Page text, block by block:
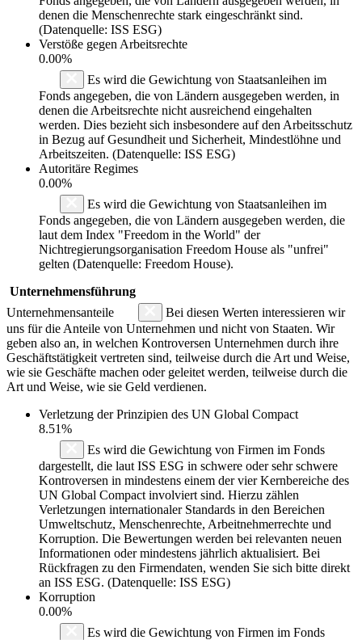
denen die Menschenrechte stark eingeschränkt sind.
(Datenquelle: ISS ESG)
Verstöße gegen Arbeitsrechte
0.00%
Es wird die Gewichtung von Staatsanleihen im
Fonds angegeben, die von Ländern ausgegeben werden, in
denen die Arbeitsrechte nicht ausreichend eingehalten
werden. Dies bezieht sich insbesondere auf den Arbeitsschutz
in Bezug auf Gesundheit und Sicherheit, Mindestlöhne und
Arbeitszeiten. (Datenquelle: ISS ESG)
Autoritäre Regimes
0.00%
Es wird die Gewichtung von Staatsanleihen im
Fonds angegeben, die von Ländern ausgegeben werden, die
laut dem Index "Freedom in the World" der
Nichtregierungsorganisation Freedom House als "unfrei"
gelten (Datenquelle: Freedom House).
Unternehmensführung
Unternehmensanteile
Bei diesen Werten interessieren wir
uns für die Anteile von Unternehmen und nicht von Staaten. Wir
geben also an, in welchen Kontroversen Unternehmen durch ihre
Geschäftstätigkeit vertreten sind, teilweise durch die Art und Weise,
wie sie Geschäfte machen oder geleitet werden, teilweise durch die
Art und Weise, wie sie Geld verdienen.
Verletzung der Prinzipien des UN Global Compact
8.51%
Es wird die Gewichtung von Firmen im Fonds
dargestellt, die laut ISS ESG in schwere oder sehr schwere
Kontroversen in mindestens einem der vier Kernbereiche des
UN Global Compact involviert sind. Hierzu zählen
Verletzungen internationaler Standards in den Bereichen
Umweltschutz, Menschenrechte, Arbeitnehmerrechte und
Korruption. Die Bewertungen werden bei relevanten neuen
Informationen oder mindestens jährlich aktualisiert. Bei
Rückfragen zu den Firmendaten, wenden Sie sich bitte direkt
an ISS ESG. (Datenquelle: ISS ESG)
Korruption
0.00%
Es wird die Gewichtung von Firmen im Fonds